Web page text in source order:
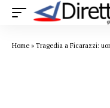
Home » Tragedia a Ficarazzi: